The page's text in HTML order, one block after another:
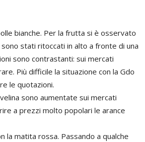
bianche. Per la frutta si è osservato
stati ritoccati in alto a fronte di una
sono contrastanti: sui mercati
Più difficile la situazione con la Gdo
le quotazioni.
sono aumentate sui mercati
a prezzi molto popolari le arance
la matita rossa. Passando a qualche